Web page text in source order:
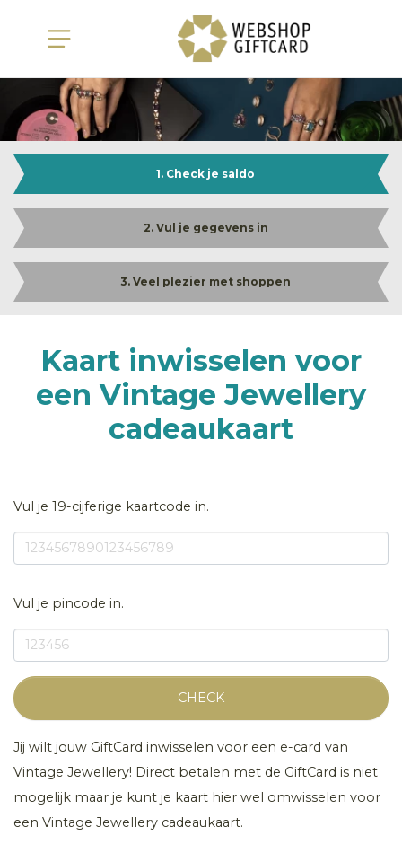
1. Check je saldo
2. Vul je gegevens in
3. Veel plezier met shoppen
Kaart inwisselen voor
een Vintage Jewellery
cadeaukaart
Vul je 19-cijferige kaartcode in.
Vul je pincode in.
CHECK
Jij wilt jouw GiftCard inwisselen voor een e-card van
Vintage Jewellery! Direct betalen met de GiftCard is niet
mogelijk maar je kunt je kaart hier wel omwisselen voor
een Vintage Jewellery cadeaukaart.